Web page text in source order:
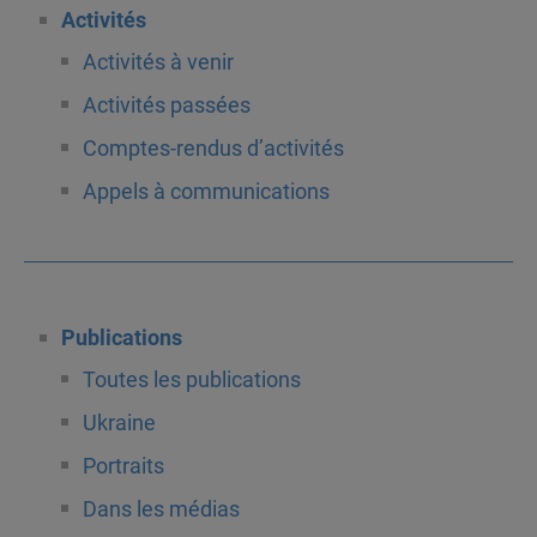
Activités
Activités à venir
Activités passées
Comptes-rendus d’activités
Appels à communications
Publications
Toutes les publications
Ukraine
Portraits
Dans les médias